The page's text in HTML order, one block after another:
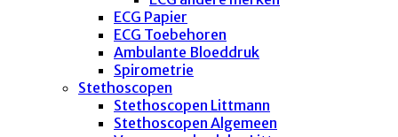
ECG Papier
ECG Toebehoren
Ambulante Bloeddruk
Spirometrie
Stethoscopen
Stethoscopen Littmann
Stethoscopen Algemeen